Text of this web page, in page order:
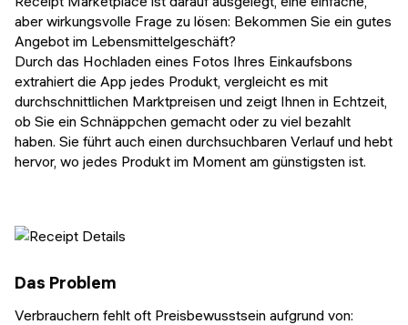
aber wirkungsvolle Frage zu lösen: Bekommen Sie ein gutes
Angebot im Lebensmittelgeschäft?
Durch das Hochladen eines Fotos Ihres Einkaufsbons
extrahiert die App jedes Produkt, vergleicht es mit
durchschnittlichen Marktpreisen und zeigt Ihnen in Echtzeit,
ob Sie ein Schnäppchen gemacht oder zu viel bezahlt
haben. Sie führt auch einen durchsuchbaren Verlauf und hebt
hervor, wo jedes Produkt im Moment am günstigsten ist.
Das Problem
Verbrauchern fehlt oft Preisbewusstsein aufgrund von: